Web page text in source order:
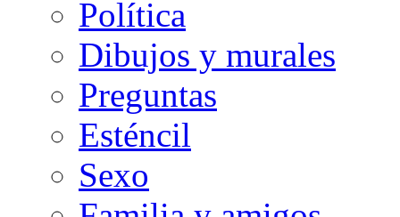
Política
Dibujos y murales
Preguntas
Esténcil
Sexo